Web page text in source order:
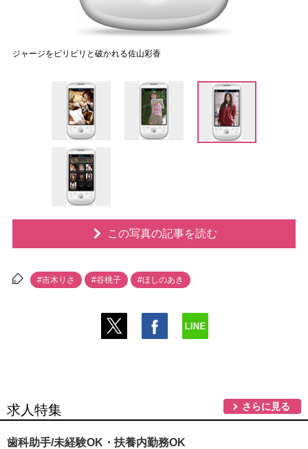
ジャージをビリビリと破かれる佐山彩香
この写真の記事を読む
#吉木りさ #谷桃子 #ほしのあき
求人特集 さらに見る
歯科助手/未経験OK・扶養内勤務OK